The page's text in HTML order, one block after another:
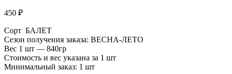
450 ₽
Сорт БАЛЕТ
Сезон получения заказа: ВЕСНА-ЛЕТО
Вес 1 шт — 840гр
Стоимость и вес указана за 1 шт
Минимальный заказ: 1 шт